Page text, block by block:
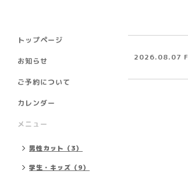
トップページ
お知らせ
ご予約について
カレンダー
メニュー
男性カット（3）
学生・キッズ（9）
2026.08.07